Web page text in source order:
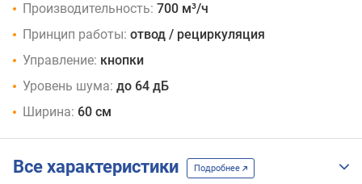
Производительность: 700 м³/ч
Принцип работы: отвод / рециркуляция
Управление: кнопки
Уровень шума: до 64 дБ
Ширина: 60 см
Все характеристики Подробнее